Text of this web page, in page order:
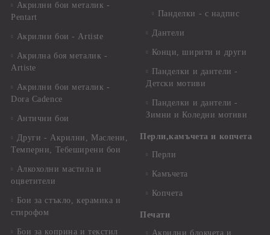
Акрилни бои металик -
Pentart
Акрилни бои - Artiste
Акрилна боя металик -
Artiste
Акрилни бои металик -
Dora Cadence
Антични бои
Други - Акрилни, Маслени,
Темперни, Тебеширени бои
Алкохолни мастила и
оцветители
Бои за стъкло, керамика и
стирофом
Бои за коприна и текстил
Панделки - с надпис
Дантели
Конци, ширити и други
Панделки и дантели -
Детски мотиви
Панделки и дантели -
Зимни и Коледни мотиви
Перли,камъчета и копчета
Перли
Камъчета
Копчета
Печати
Акрилни блокчета и